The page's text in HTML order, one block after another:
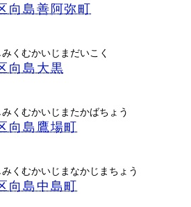
向島善阿弥町
くむかいじまだいこく
向島大黒
くむかいじまたかばちょう
向島鷹場町
くむかいじまなかじまちょう
向島中島町